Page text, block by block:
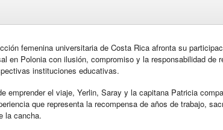
femenina universitaria de Costa Rica afronta su
en Polonia con ilusión, compromiso y la responsabilidad de
instituciones educativas.
emprender el viaje, Yerlin, Saray y la capitana Patricia
que representa la recompensa de años de trabajo,
la cancha.